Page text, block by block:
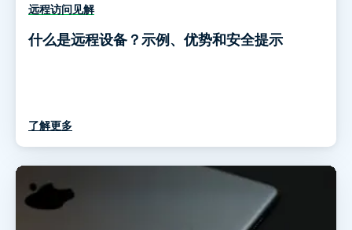
远程访问见解
什么是远程设备？示例、优势和安全提示
了解更多